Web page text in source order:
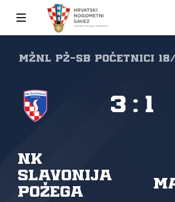
MŽNL PŽ-SB početnici
NK
Slavonija
Požega
3 : 1